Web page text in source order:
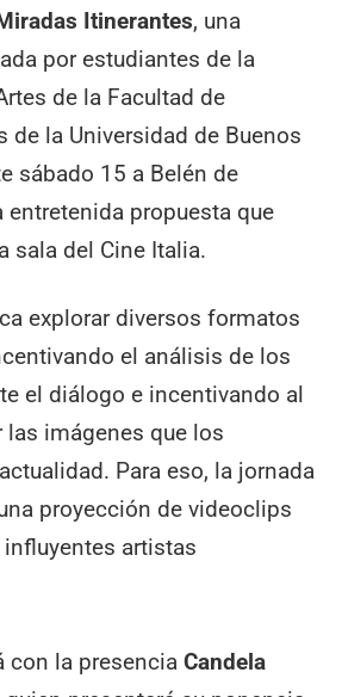
Itinerantes, una
por estudiantes de la
de la Facultad de
de la Universidad de Buenos
sábado 15 a Belén de
entretenida propuesta que
sala del Cine Italia.
explorar diversos formatos
el análisis de los
el diálogo e incentivando al
las imágenes que los
Para eso, la jornada
proyección de videoclips
influyentes artistas
con la presencia Candela